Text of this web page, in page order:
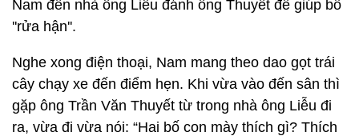
Nam đến nhà ông Liễu đánh ông Thuyết để giúp bố
''rửa hận''.
Nghe xong điện thoại, Nam mang theo dao gọt trái
cây chạy xe đến điểm hẹn. Khi vừa vào đến sân thì
gặp ông Trần Văn Thuyết từ trong nhà ông Liễu đi
ra, vừa đi vừa nói: “Hai bố con mày thích gì? Thích